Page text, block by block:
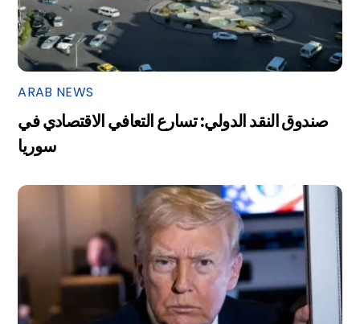
ARAB NEWS
صندوق النقد الدولي: تسارع التعافي الاقتصادي في
سوريا